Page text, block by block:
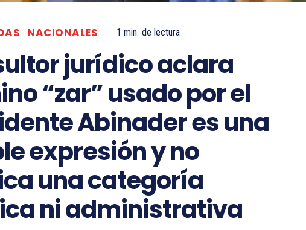
NACIONALES 1 min. de lectura
jurídico aclara
“zar” usado por el
Abinader es una
expresión y no
una categoría
ni administrativa